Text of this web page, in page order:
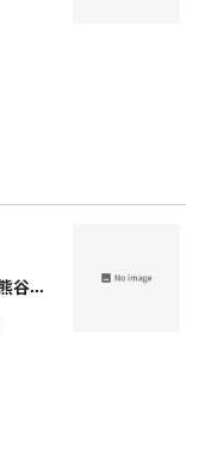
「新版舞台之姿絵」初世中村吉右衛門 熊谷次郎直実